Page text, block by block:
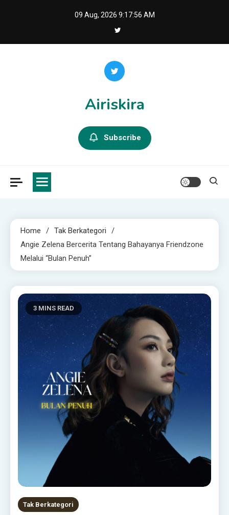
09 Aug, 2026 9:17:57 AM
Airiskira
Subscribe
Home
Tak Berkategori
Angie Zelena Bercerita Tentang Bahayanya Friendzone
Melalui “Bulan Penuh”
3 MINS READ
Tak Berkategori